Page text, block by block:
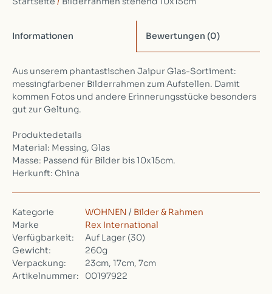
Informationen Bewertungen (0)
Aus unserem phantastischen Jaipur Glas-Sortiment:
messingfarbener Bilderrahmen zum Aufstellen. Damit
kommen Fotos und andere Erinnerungsstücke besonders
gut zur Geltung.
Produktedetails
Material: Messing, Glas
Masse: Passend für Bilder bis 10x15cm.
Herkunft: China
Kategorie WOHNEN / Bilder & Rahmen
Marke
Rex International
Verfügbarkeit:
Auf Lager (30)
Gewicht:
260g
Verpackung:
23cm, 17cm, 7cm
Artikelnummer:
00197922